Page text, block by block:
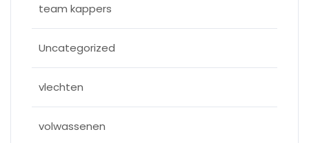
team kappers
Uncategorized
vlechten
volwassenen